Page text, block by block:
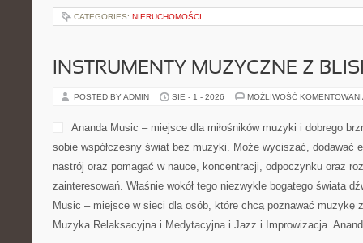
CATEGORIES: NIERUCHOMOŚCI
INSTRUMENTY MUZYCZNE Z
POSTED BY ADMIN SIE - 1 - 2026 MOŻLIWOŚĆ
Ananda Music – miejsce dla miłośników muzyki i dobrego
sobie współczesny świat bez muzyki. Może wyciszać, dodawać
nastrój oraz pomagać w nauce, koncentracji, odpoczynku oraz
zainteresowań. Właśnie wokół tego niezwykle bogatego świata
Music – miejsce w sieci dla osób, które chcą poznawać muzykę
Muzyka Relaksacyjna i Medytacyjna i Jazz i Improwizacja.